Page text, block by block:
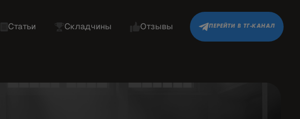
Статьи Складчины Отзывы ПЕРЕЙТИ В ТГ-КАНАЛ